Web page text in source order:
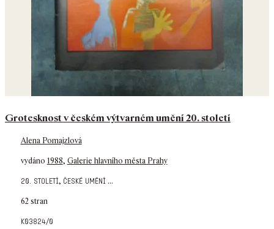
Grotesknost v českém výtvarném umění 20. století
Alena Pomajzlová
vydáno 1988, Galerie hlavního města Prahy
20. století, české umění ...
62 stran
k03824/0